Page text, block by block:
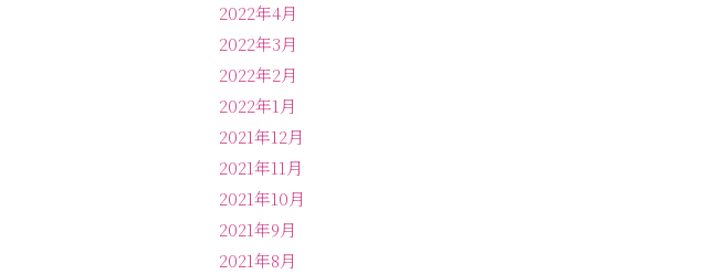
2022年4月
2022年3月
2022年2月
2022年1月
2021年12月
2021年11月
2021年10月
2021年9月
2021年8月